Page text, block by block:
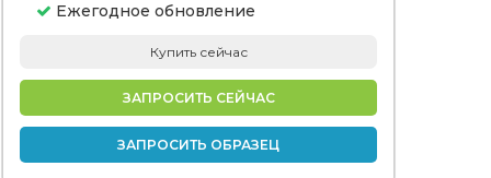
Ежегодное обновление
Купить сейчас
ЗАПРОСИТЬ СЕЙЧАС
ЗАПРОСИТЬ ОБРАЗЕЦ